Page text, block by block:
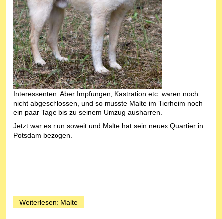
Interessenten. Aber Impfungen, Kastration etc. waren noch
nicht abgeschlossen, und so musste Malte im Tierheim noch
ein paar Tage bis zu seinem Umzug ausharren.
Jetzt war es nun soweit und Malte hat sein neues Quartier in
Potsdam bezogen.
Weiterlesen: Malte